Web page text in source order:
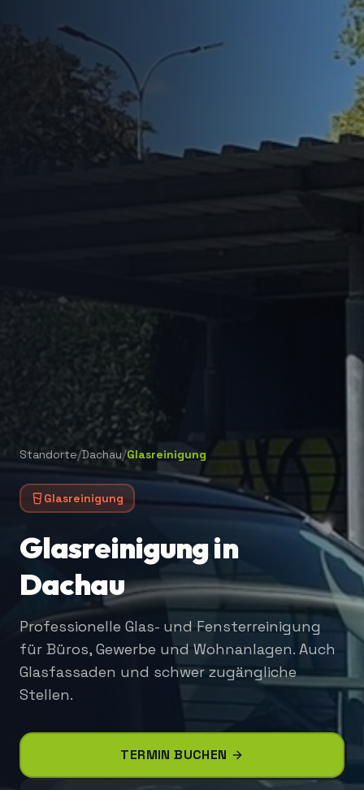
Standorte/Dachau/Glasreinigung
Glasreinigung
Glasreinigung in
Dachau
Professionelle Glas- und Fensterreinigung
für Büros, Gewerbe und Wohnanlagen. Auch
Glasfassaden und schwer zugängliche
Stellen.
TERMIN BUCHEN